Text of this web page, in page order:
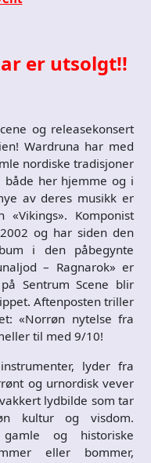
er utsolgt!!
og releasekonsert
Wardruna har med
nordiske tradisjoner
både her hjemme og i
av deres musikk er
Komponist
og har siden den
i den påbegynte
– Ragnarok» er
Sentrum Scene blir
Aftenposten triller
«Norrøn nytelse fra
til med 9/10!
lyder fra
og urnordisk vever
lydbilde som tar
kultur og visdom.
og historiske
eller bommer,